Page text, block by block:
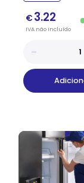
€ 3.22
IVA nãoincluído